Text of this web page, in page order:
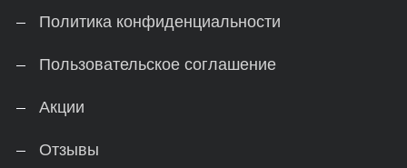
Политика конфиденциальности
Пользовательское соглашение
Акции
Отзывы